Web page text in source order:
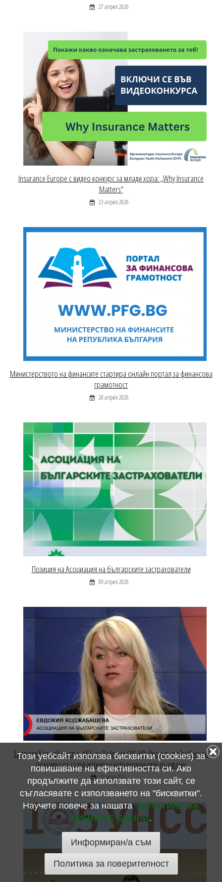
27 април 2026
Insurance Europe с видео конкурс за млади хора: „Why Insurance
Matters“
23 април 2026
Министерството на финансите стартира онлайн портал за финансова
грамотност
20 април 2026
Позиция на Асоциация на българските застрахователи
09 април 2026
Евдокия Коджабашева, АБЗ, за Bulgaria ON AIR: Рискът „война“ не се
покрива от стандартните застраховки при пътуване
31 март 2026
Този уебсайт използва бисквитки (cookies) за
повишаване на ефективността си. Ако
продължите да използвате този сайт, се
съгласявате с използването на "бисквитки".
Научете повече за нашатаПОЛИТИКА ЗА
ЛИЧНИТЕ ДАННИ.
Информиран/а съм
Политика за поверителност